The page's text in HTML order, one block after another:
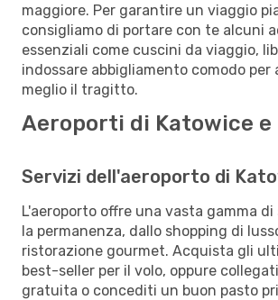
maggiore. Per garantire un viaggio
consigliamo di portare con te alcuni
essenziali come cuscini da viaggio,
indossare abbigliamento comodo per
meglio il tragitto.
Aeroporti di Katowice e
Servizi dell'aeroporto di
L'aeroporto offre una vasta gamma
la permanenza, dallo shopping di
ristorazione gourmet. Acquista gli
best-seller per il volo, oppure
gratuita o concediti un buon pasto